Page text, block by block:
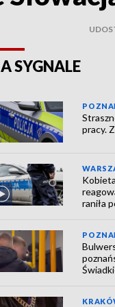
SYGNALE
pracy.
raniła